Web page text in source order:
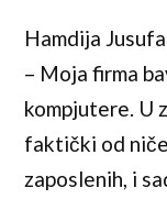
Hamdija
– Moja firma
kompjutere. U
faktički od
zaposlenih, i